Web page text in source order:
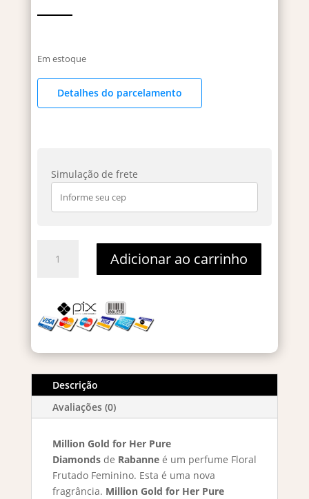
Em estoque
Detalhes do parcelamento
Simulação de frete
Pure
Diamonds
Decant
5ml
quantidade
Adicionar ao carrinho
Descrição
Avaliações (0)
Million Gold for Her Pure
Diamondsde Rabanneé um perfume Floral
Frutado Feminino. Esta é uma nova
fragrância. Million Gold for Her Pure